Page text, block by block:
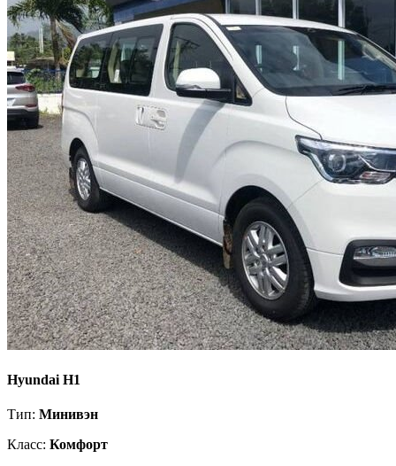
Hyundai H1
Тип: Минивэн
Класс: Комфорт